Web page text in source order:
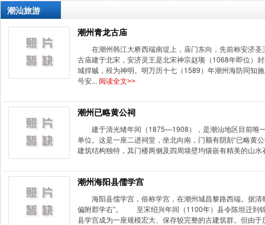
潮汕旅游
潮州青龙古庙
在潮州韩江大桥西端南堤上，庙门东向，先前称安济
古庙建于北宋，安济灵王是北宋神宗赵顼（1068年即位）
城捍贼，殁为神明。明万历十七（1589）年潮州海防同知
号安... 阅读全文>>
潮州已略黄公祠
建于清光绪年间（1875—1908），是潮汕地区目前唯
单位。这是一座二进祠堂，坐北向南，门额有阴刻“已略
建筑结构独特，其门楼两侧及四周墙壁均镶嵌有精美的山
潮州海阳县儒学宫
海阳县儒学宫，俗称学宫，在潮州城昌黎路西端。据
偏附郡学右”。 至宋绍兴年间（1100年）县令陈坦迁到
县学宫成为一座规模宏大、保存较完整的古建筑群。但由